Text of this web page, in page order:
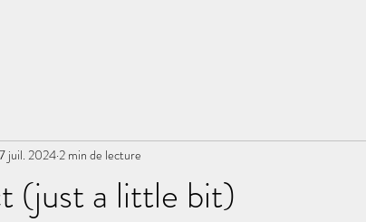
(just a little bit)
juil. 20242 min de lecture